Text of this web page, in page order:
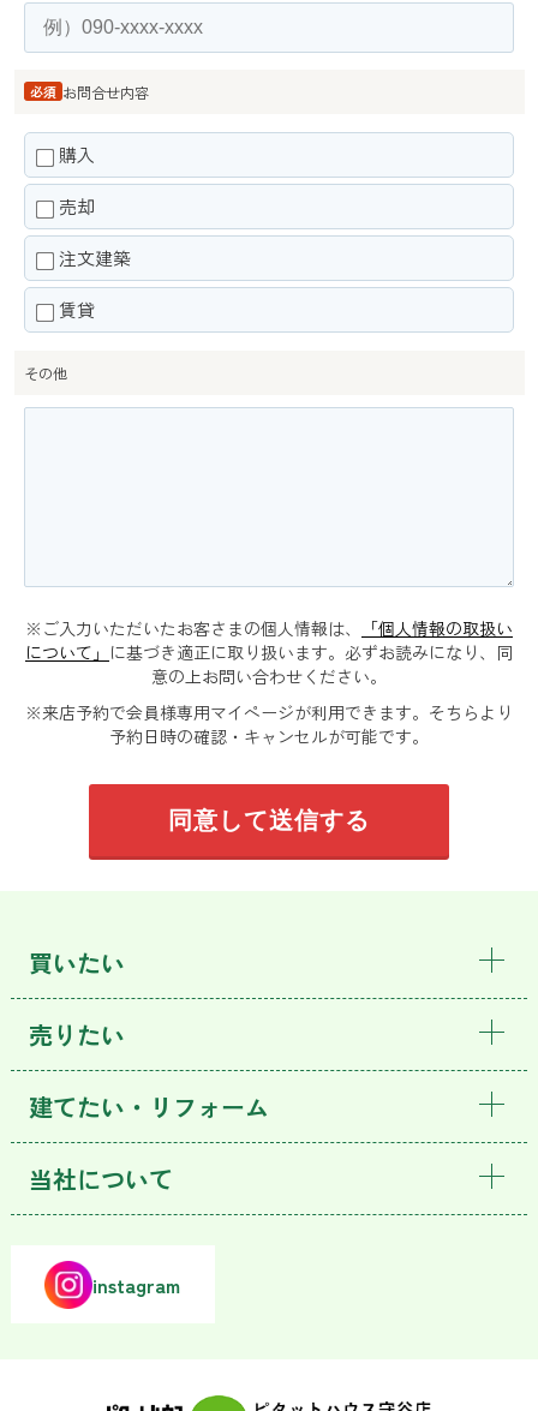
お問合せ内容
必須
購入
売却
注文建築
賃貸
その他
※ご入力いただいたお客さまの個人情報は、
「個人情報の取扱い
について」 に基づき適正に取り扱います。必ずお読みになり、同
意の上お問い合わせください。
※来店予約で会員様専用マイページが利用できます。そちらより
予約日時の確認・キャンセルが可能です。
買いたい
売りたい
建てたい・リフォーム
当社について
instagram